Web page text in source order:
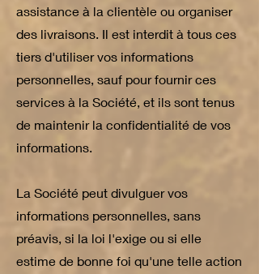
assistance à la clientèle ou organiser
des livraisons. Il est interdit à tous ces
tiers d'utiliser vos informations
personnelles, sauf pour fournir ces
services à la Société, et ils sont tenus
de maintenir la confidentialité de vos
informations.
La Société peut divulguer vos
informations personnelles, sans
préavis, si la loi l'exige ou si elle
estime de bonne foi qu'une telle action